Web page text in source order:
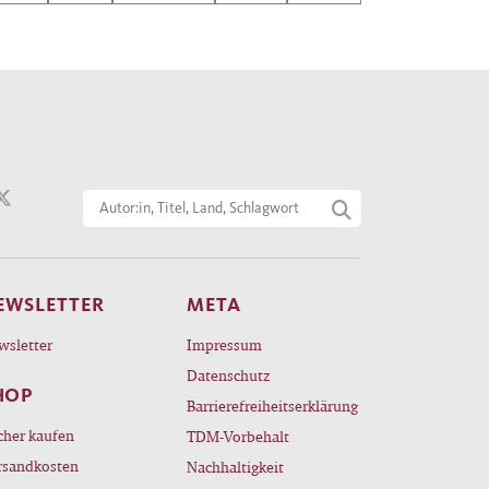
kaufen
META
Impressum
Datenschutz
Barrierefreiheitserklärung
TDM-Vorbehalt
Nachhaltigkeit